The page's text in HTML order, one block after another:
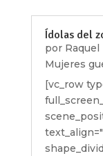
Ídolas del
por
Mujeres
[vc_row